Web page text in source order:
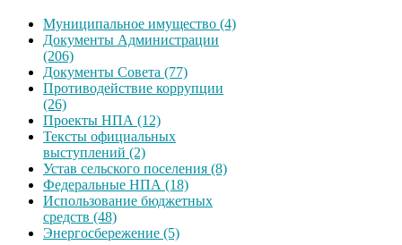
Муниципальное имущество (4)
Документы Администрации
(206)
Документы Совета (77)
Противодействие коррупции
(26)
Проекты НПА (12)
Тексты официальных
выступлений (2)
Устав сельского поселения (8)
Федеральные НПА (18)
Использование бюджетных
средств (48)
Энергосбережение (5)